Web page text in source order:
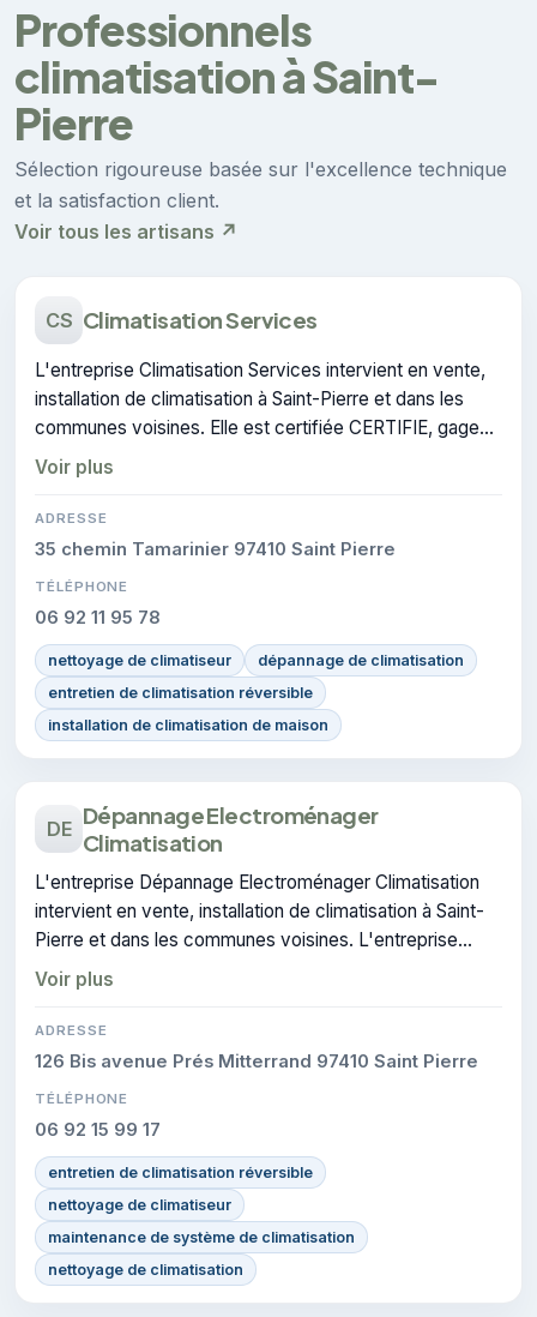
Professionnels
climatisation à Saint-
Pierre
Sélection rigoureuse basée sur l'excellence technique
et la satisfaction client.
Voir tous les artisans ↗
CS Climatisation Services
L'entreprise Climatisation Services intervient en vente,
installation de climatisation à Saint-Pierre et dans les
communes voisines. Elle est certifiée CERTIFIE, gage
de conformité sur les interventions réalisées.
Voir plus
ADRESSE
35 chemin Tamarinier 97410 Saint Pierre
TÉLÉPHONE
06 92 11 95 78
nettoyage de climatiseur
dépannage de climatisation
entretien de climatisation réversible
installation de climatisation de maison
DE Dépannage Electroménager
Climatisation
L'entreprise Dépannage Electroménager Climatisation
intervient en vente, installation de climatisation à Saint-
Pierre et dans les communes voisines. L'entreprise
dispose de la certification CERTIFIE.
Voir plus
ADRESSE
126 Bis avenue Prés Mitterrand 97410 Saint Pierre
TÉLÉPHONE
06 92 15 99 17
entretien de climatisation réversible
nettoyage de climatiseur
maintenance de système de climatisation
nettoyage de climatisation